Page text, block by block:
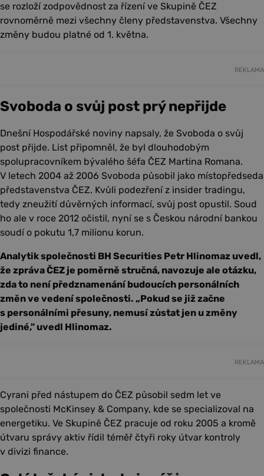
se rozloží zodpovědnost za řízení ve Skupině ČEZ
rovnoměrně mezi všechny členy představenstva. Všechny
změny budou platné od 1. května.
REKLAMA
Svoboda o svůj post prý nepřijde
Dnešní Hospodářské noviny napsaly, že Svoboda o svůj
post přijde. List připomněl, že byl dlouhodobým
spolupracovníkem bývalého šéfa ČEZ Martina Romana.
V letech 2004 až 2006 Svoboda působil jako místopředseda
představenstva ČEZ. Kvůli podezření z insider tradingu,
tedy zneužití důvěrných informací, svůj post opustil. Soud
ho ale v roce 2012 očistil, nyní se s Českou národní bankou
soudí o pokutu 1,7 milionu korun.
Analytik společnosti BH Securities Petr Hlinomaz uvedl,
že zpráva ČEZ je poměrně stručná, navozuje ale otázku,
zda to není předznamenání budoucích personálních
změn ve vedení společnosti. „Pokud se již začne
s personálními přesuny, nemusí zůstat jen u změny
jediné," uvedl Hlinomaz.
REKLAMA
Cyrani před nástupem do ČEZ působil sedm let ve
společnosti McKinsey & Company, kde se specializoval na
energetiku. Ve Skupině ČEZ pracuje od roku 2005 a kromě
útvaru správy aktiv řídil téměř čtyři roky útvar kontroly
v divizi finance.